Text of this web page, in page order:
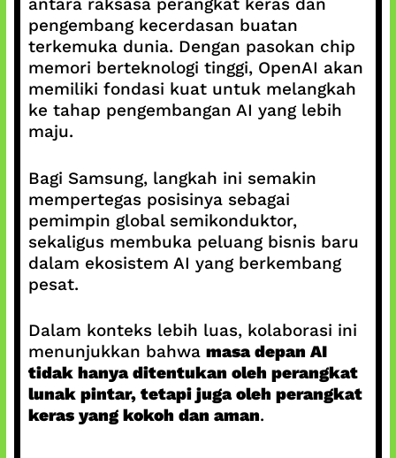
pengembang kecerdasan buatan
terkemuka dunia. Dengan pasokan chip
memori berteknologi tinggi, OpenAI akan
memiliki fondasi kuat untuk melangkah
ke tahap pengembangan AI yang lebih
maju.
Bagi Samsung, langkah ini semakin
mempertegas posisinya sebagai
pemimpin global semikonduktor,
sekaligus membuka peluang bisnis baru
dalam ekosistem AI yang berkembang
pesat.
Dalam konteks lebih luas, kolaborasi ini
menunjukkan bahwa masa depan AI
tidak hanya ditentukan oleh perangkat
lunak pintar, tetapi juga oleh perangkat
keras yang kokoh dan aman.